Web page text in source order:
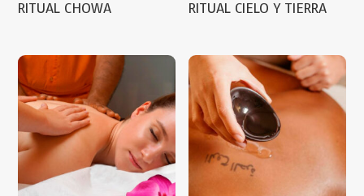
RITUAL CHOWA RITUAL CIELO Y TIERRA